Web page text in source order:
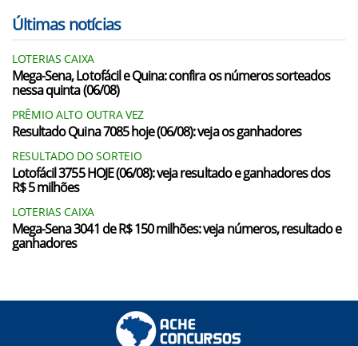
Últimas notícias
LOTERIAS CAIXA
Mega-Sena, Lotofácil e Quina: confira os números sorteados
nessa quinta (06/08)
PRÊMIO ALTO OUTRA VEZ
Resultado Quina 7085 hoje (06/08): veja os ganhadores
RESULTADO DO SORTEIO
Lotofácil 3755 HOJE (06/08): veja resultado e ganhadores dos
R$ 5 milhões
LOTERIAS CAIXA
Mega-Sena 3041 de R$ 150 milhões: veja números, resultado e
ganhadores